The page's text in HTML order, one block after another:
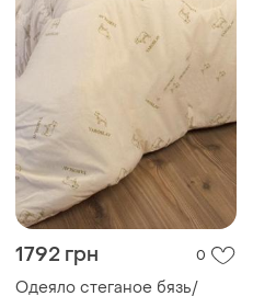
1792 грн 0
Одеяло стеганое бязь/